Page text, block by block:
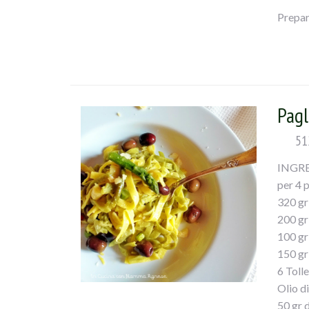
per
per 4
320
200
100
150
6
Olio
50 gr